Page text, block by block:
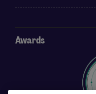
Awards